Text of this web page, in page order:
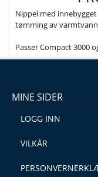
Nippel med
tømming av
Passer Compact 3000
MINE SIDER
LOGG INN
VILKÅR